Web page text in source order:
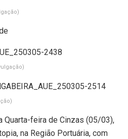
Quarta-feira de Cinzas (05/03),
na Região Portuária, com